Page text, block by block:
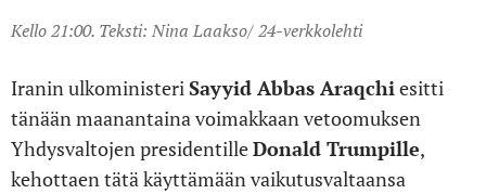
Kello 21:00. Teksti: Nina Laakso/ 24-verkkolehti
Iranin ulkoministeriSayyid Abbas Araqchiesitti
tänään maanantaina voimakkaan vetoomuksen
Yhdysvaltojen presidentilleDonald Trumpille,
kehottaen tätä käyttämään vaikutusvaltaansa